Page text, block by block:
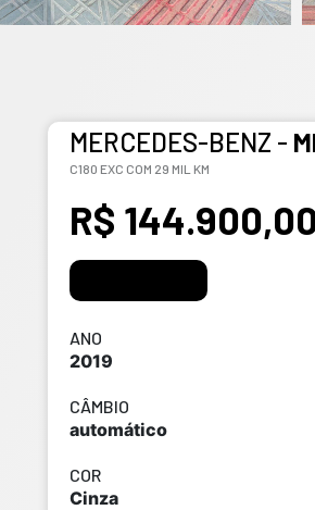
MERCEDES-BENZ -
C180 EXC COM 29 MIL KM
R$
ANO
2019
CÂMBIO
automático
COR
Cinza